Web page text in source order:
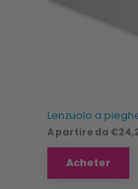
Lenzuolo a
A partire da €
Acheter